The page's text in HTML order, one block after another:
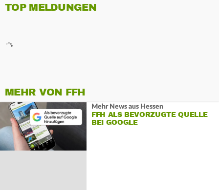
TOP MELDUNGEN
MEHR VON FFH
Mehr News aus Hessen
FFH ALS BEVORZUGTE QUELLE
BEI GOOGLE